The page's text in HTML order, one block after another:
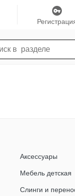
Аксессуары
Мебель детская
Слинги и